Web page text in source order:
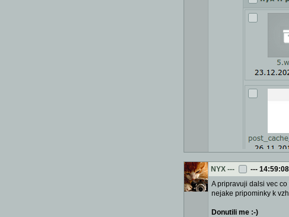
NYX --- ---
A pripravuji dalsi vec
nejake pripominky k
Donutili me :-)